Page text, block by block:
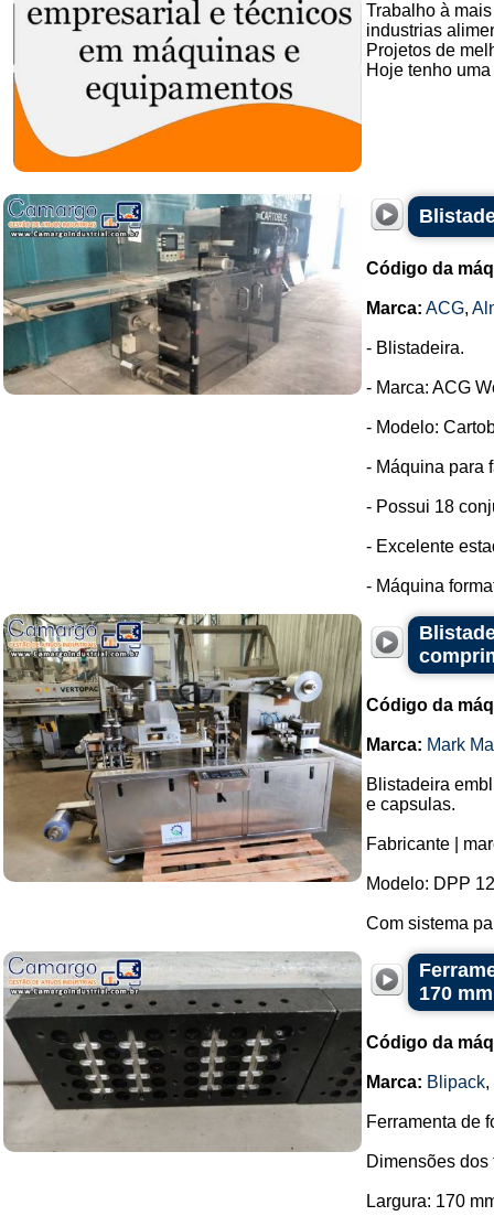
Trabalho à
industrias
Projetos de
Hoje tenho
Código da
Marca: ACG,
- Blistadeira.
- Marca: ACG
- Modelo:
- Máquina para
- Possui 18
- Excelente
- Máquina
Código da
Marca: Mark
Blistadeira
e capsulas.
Fabricante |
Modelo: DPP
Com sistema
170
Código da
Marca: Blipack,
Ferramenta de
Dimensões dos
Largura: 170